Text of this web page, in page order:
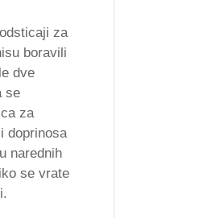
za
boravili
dve
se
za
doprinosa
narednih
se vrate